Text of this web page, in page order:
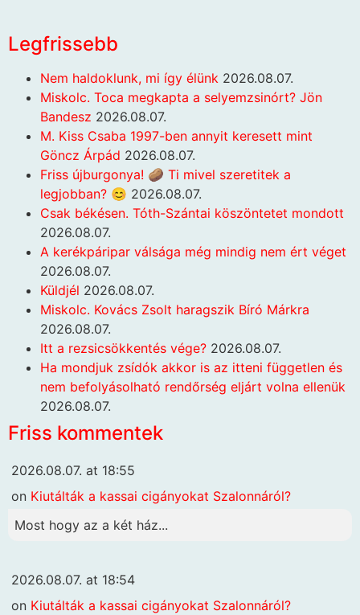
Legfrissebb
Nem haldoklunk, mi így élünk 2026.08.07.
Miskolc. Toca megkapta a selyemzsinórt? Jön
Bandesz 2026.08.07.
M. Kiss Csaba 1997-ben annyit keresett mint
Göncz Árpád 2026.08.07.
Friss újburgonya! 🥔 Ti mivel szeretitek a
legjobban? 😊 2026.08.07.
Csak békésen. Tóth-Szántai köszöntetet mondott
2026.08.07.
A kerékpáripar válsága még mindig nem ért véget
2026.08.07.
Küldjél 2026.08.07.
Miskolc. Kovács Zsolt haragszik Bíró Márkra
2026.08.07.
Itt a rezsicsökkentés vége? 2026.08.07.
Ha mondjuk zsídók akkor is az itteni független és
nem befolyásolható rendőrség eljárt volna ellenük
2026.08.07.
Friss kommentek
2026.08.07. at 18:55
on Kiutálták a kassai cigányokat Szalonnáról?
Most hogy az a két ház...
2026.08.07. at 18:54
on Kiutálták a kassai cigányokat Szalonnáról?